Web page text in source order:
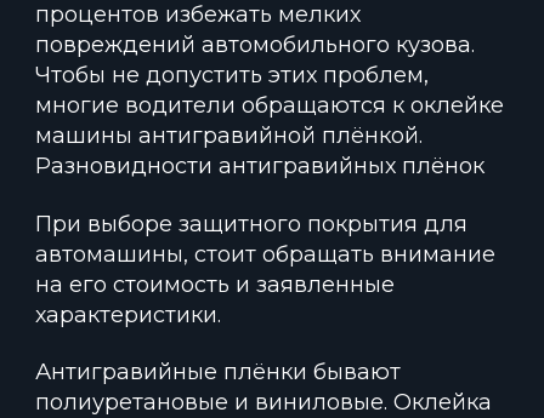
процентов избежать мелких
повреждений автомобильного кузова.
Чтобы не допустить этих проблем,
многие водители обращаются к оклейке
машины антигравийной плёнкой.
Разновидности антигравийных плёнок
При выборе защитного покрытия для
автомашины, стоит обращать внимание
на его стоимость и заявленные
характеристики.
Антигравийные плёнки бывают
полиуретановые и виниловые. Оклейка